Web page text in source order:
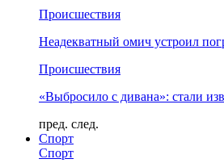
Происшествия
Неадекватный омич устроил
Происшествия
«Выбросило с дивана»: стали
пред. след.
Спорт
Спорт